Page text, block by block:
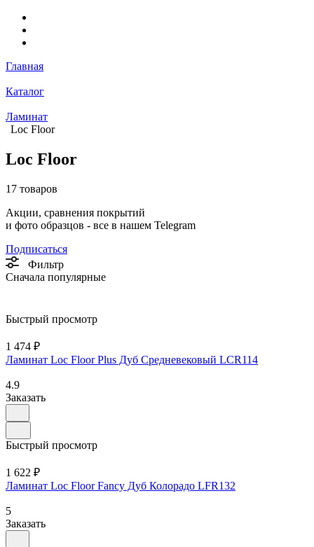
Главная
Каталог
Ламинат
Loc Floor
Loc Floor
17 товаров
Акции, сравнения покрытий
и фото образцов - все в нашем Telegram
Подписаться
Фильтр
Сначала популярные
Быстрый просмотр
1 474 ₽
Ламинат Loc Floor Plus Дуб Средневековый LCR114
4.9
Заказать
Быстрый просмотр
1 622 ₽
Ламинат Loc Floor Fancy Дуб Колорадо LFR132
5
Заказать